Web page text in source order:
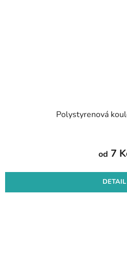
Polystyrenová
od 7
DETAIL